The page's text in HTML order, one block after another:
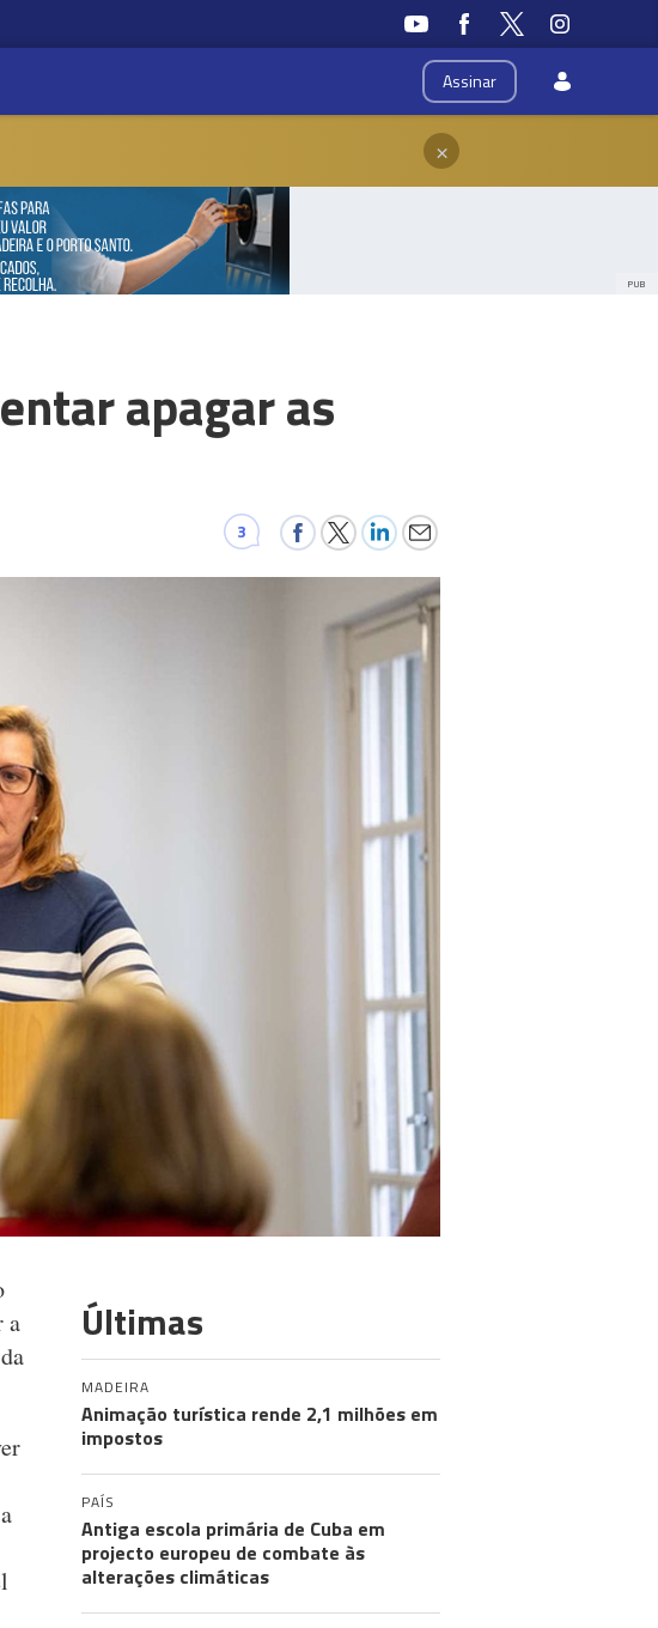
Assinar
×
PUB
apagar as
3
a
Últimas
MADEIRA
Animação turística rende 2,1 milhões em
impostos
PAÍS
Antiga escola primária de Cuba em
projecto europeu de combate às
alterações climáticas